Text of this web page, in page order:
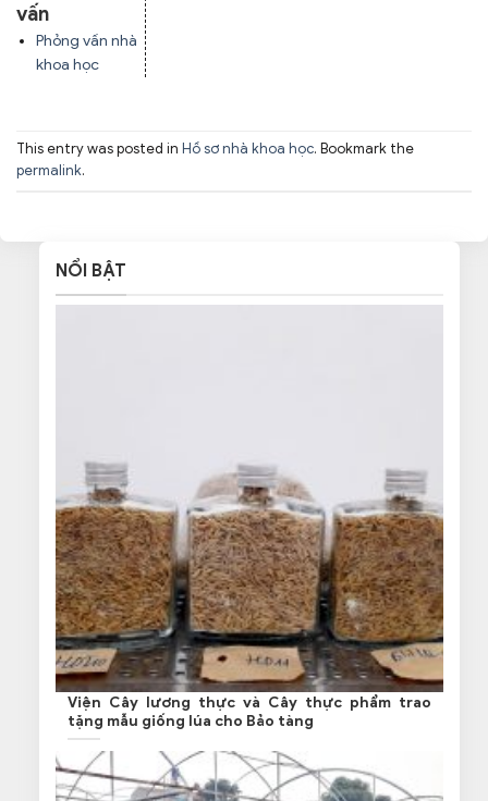
vấn
Phỏng vấn nhà
khoa học
This entry was posted in Hồ sơ nhà khoa học. Bookmark the
permalink.
NỔI BẬT
Viện Cây lương thực và Cây thực phẩm trao
tặng mẫu giống lúa cho Bảo tàng